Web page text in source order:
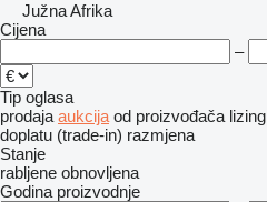
Južna Afrika
Cijena
–
Tip oglasa
prodaja aukcija od proizvođača lizing
doplatu (trade-in) razmjena
Stanje
rabljene obnovljena
Godina proizvodnje